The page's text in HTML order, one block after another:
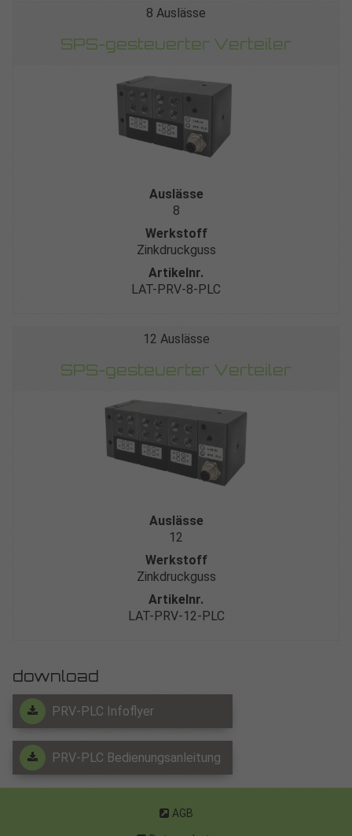
8 Auslässe
SPS-gesteuerter Verteiler
Auslässe
8
Werkstoff
Zinkdruckguss
Artikelnr.
LAT-PRV-8-PLC
12 Auslässe
SPS-gesteuerter Verteiler
Auslässe
12
Werkstoff
Zinkdruckguss
Artikelnr.
LAT-PRV-12-PLC
download
PRV-PLC Infoflyer
PRV-PLC Bedienungsanleitung
AGB